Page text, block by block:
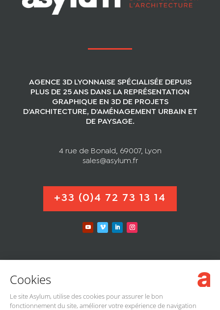
Cookies
Le site Asylum, utilise des cookies pour assurer le bon
fonctionnement du site, améliorer votre expérience de navigation
AGENCE 3D LYONNAISE SPÉCIALISÉE DEPUIS
PLUS DE 25 ANS DANS LA REPRÉSENTATION
GRAPHIQUE EN 3D DE PROJETS
D’ARCHITECTURE, D’AMÉNAGEMENT URBAIN ET
DE PAYSAGE.
4 rue de Bonald, 69007, Lyon
sales@asylum.fr
+33 (0)4 72 73 13 14
PROTECTION DES DONNÉES